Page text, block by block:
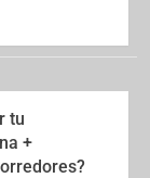
tu
+